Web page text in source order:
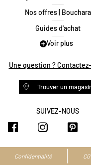
Nos offres | Bouchara
Guides d'achat
Guide des tailles
Programme de
Conditions des offres
Livraison et retours
Accessibilité
Voir plus
Une question ?
Trouver un
SUIVEZ-NOUS
https://https://
Confidentialité